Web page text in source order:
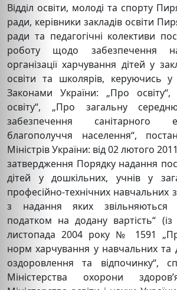
Відділ освіти, молоді та спорту
ради, керівники закладів освіти
ради та педагогічні колективи
роботу щодо забезпечення
організації харчування дітей у
освіти та школярів, керуючись у
Законами України: „Про
освіту“, „Про загальну
забезпечення санітарного
благополуччя населення“,
Міністрів України: від 02 лютого
затвердження Порядку надання
дітей у дошкільних, учнів у
професійно-технічних навчальних
з надання яких звільняються
податком на додану вартість“
листопада 2004 року № 1591
норм харчування у навчальних та
оздоровлення та відпочинку“,
Міністерства охорони